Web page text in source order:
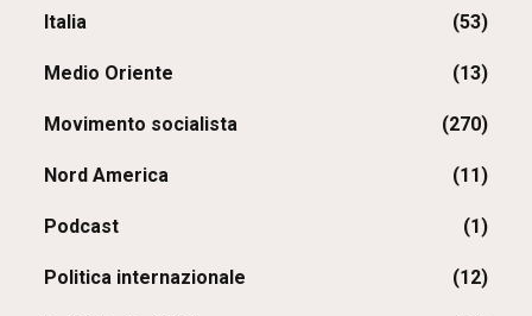
Italia (53)
Medio Oriente (13)
Movimento socialista (270)
Nord America (11)
Podcast (1)
Politica internazionale (12)